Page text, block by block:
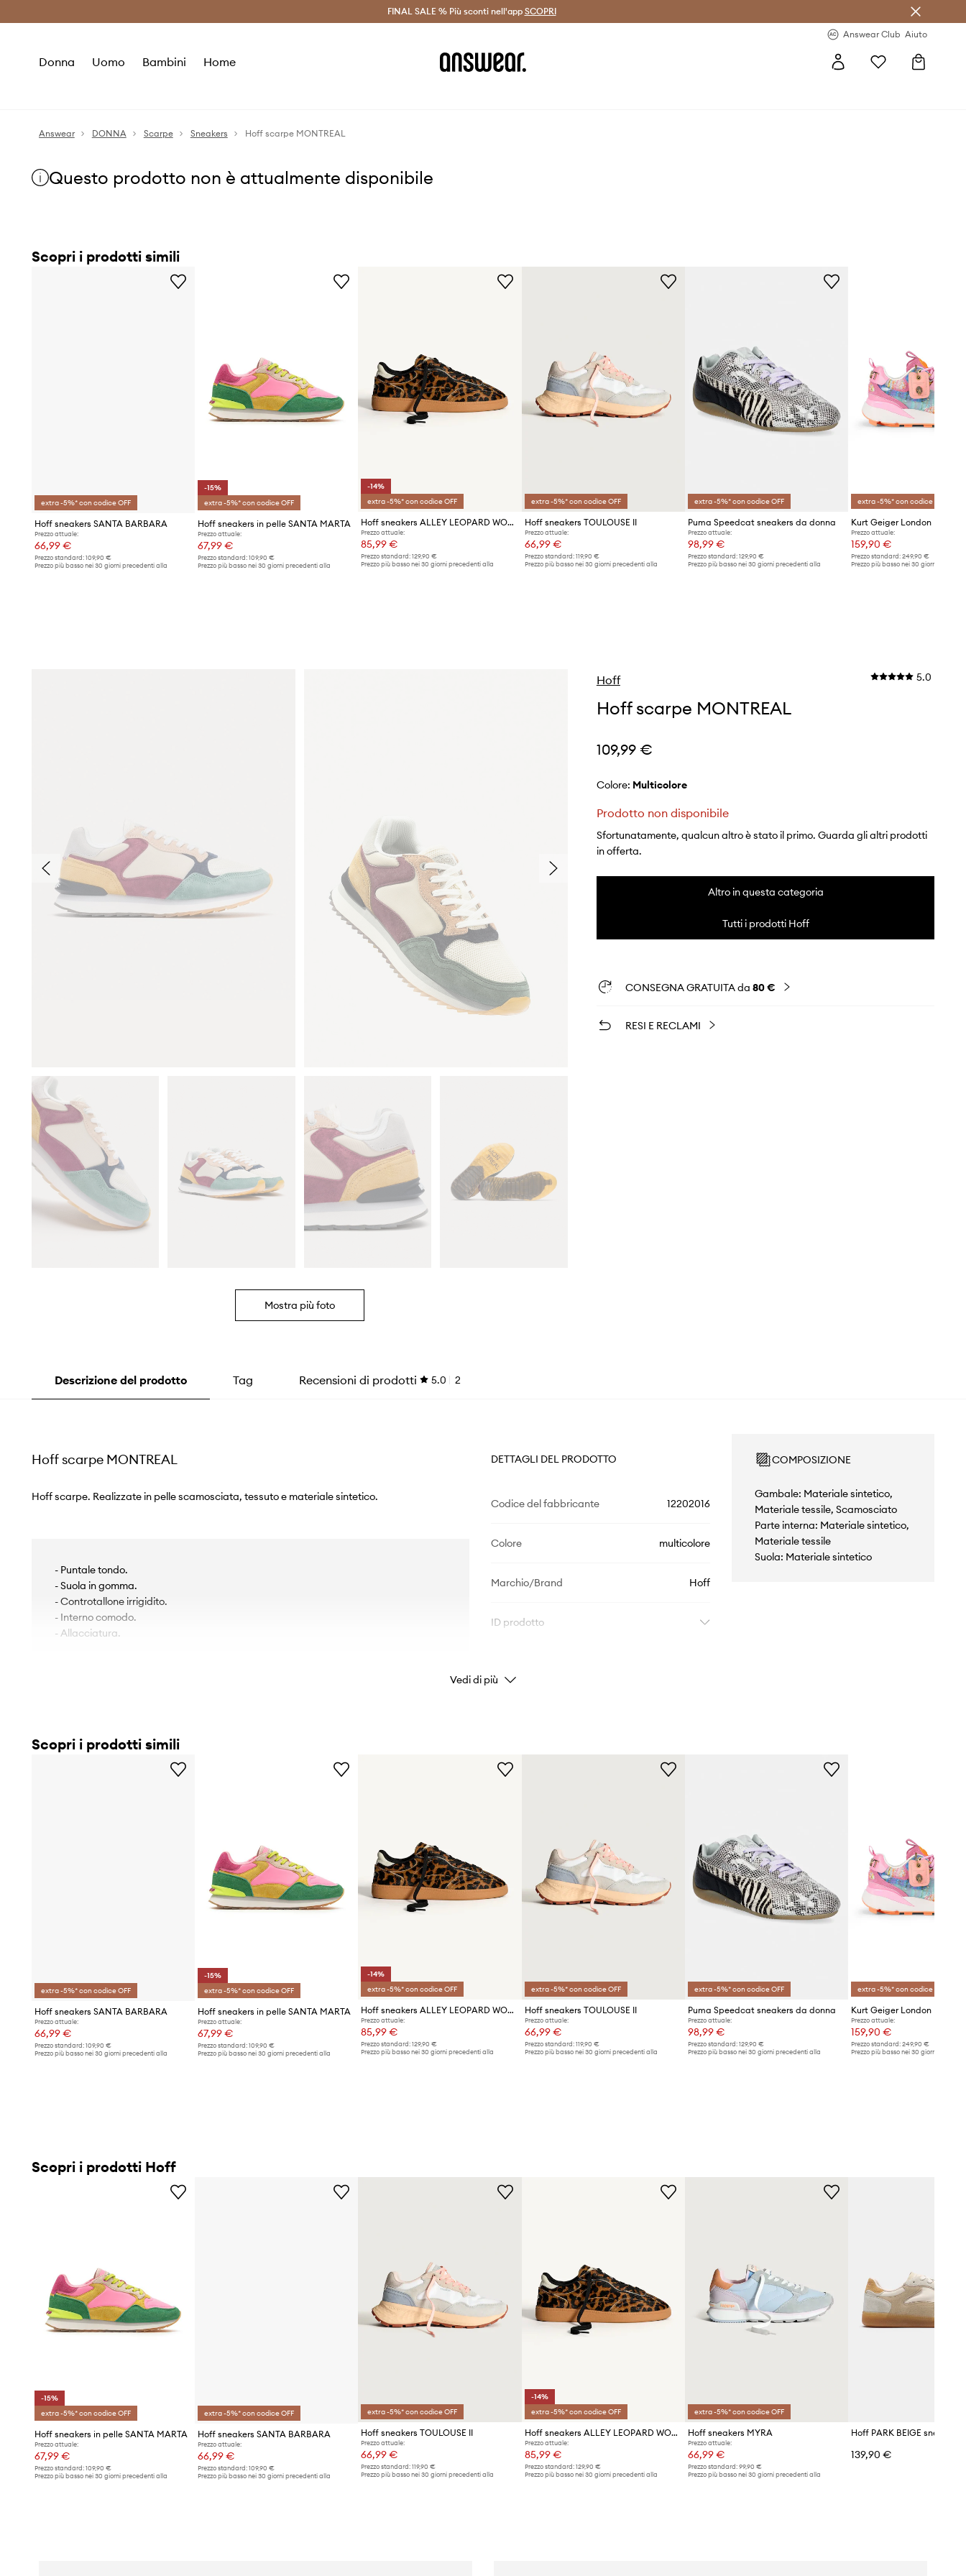
Risparmia con Answear Club > Spedizione entro 24 ore >
FINAL SALE % Più sconti nell'app SCOPRI
Answear Club Aiuto
Donna Uomo Bambini Home
Answear DONNA Scarpe Sneakers Hoff scarpe MONTREAL
Questo prodotto non è attualmente disponibile
Scopri i prodotti simili
extra -5%* con codice OFF
Hoff sneakers SANTA BARBARA
Prezzo attuale:
66,99 €
Prezzo standard: 109,90 €
Prezzo più basso nei 30 giorni precedenti alla
-15%
extra -5%* con codice OFF
Hoff sneakers in pelle SANTA MARTA
Prezzo attuale:
67,99 €
Prezzo standard:109,90 €
Prezzo più basso nei 30 giorni precedenti alla
-14%
extra -5%* con codice OFF
Hoff sneakers ALLEY LEOPARD WOMAN
Prezzo attuale:
85,99 €
Prezzo standard: 129,90 €
Prezzo più basso nei 30 giorni precedenti alla
extra -5%* con codice OFF
Hoff sneakers TOULOUSE II
Prezzo attuale:
66,99 €
Prezzo standard: 119,90 €
Prezzo più basso nei 30 giorni precedenti alla
extra -5%* con codice OFF
Puma Speedcat sneakers da donna
Prezzo attuale:
98,99 €
Prezzo standard:129,90 €
Prezzo più basso nei 30 giorni precedenti alla
extra -5%* con codice OFF
Prezzo attuale:
159,90 €
Prezzo standard: 249,90 €
Prezzo più basso nei 30 giorni
Mostra più foto
Hoff 5.0
Hoff scarpe MONTREAL
109,99 €
Colore: multicolore
Prodotto non disponibile
Sfortunatamente, qualcun altro è stato il primo. Guarda gli altri prodotti
in offerta.
Altro in questa categoria
Tutti i prodotti Hoff
CONSEGNA GRATUITA da 80 €
RESI E RECLAMI
Descrizione del prodotto Tag Recensioni di prodotti 5.0 2
Hoff scarpe MONTREAL
Hoff scarpe. Realizzate in pelle scamosciata, tessuto e materiale sintetico.
- Puntale tondo.
- Suola in gomma.
- Controtallone irrigidito.
- Interno comodo.
- Allacciatura.
DETTAGLI DEL PRODOTTO
Codice del fabbricante 12202016
Colore multicolore
Marchio/Brand Hoff
ID prodotto
COMPOSIZIONE
Gambale: Materiale sintetico,
Materiale tessile, Scamosciato
Parte interna: Materiale sintetico,
Materiale tessile
Suola: Materiale sintetico
Vedi di più
Scopri i prodotti simili
extra -5%* con codice OFF
Hoff sneakers SANTA BARBARA
Prezzo attuale:
66,99 €
Prezzo standard: 109,90 €
Prezzo più basso nei 30 giorni precedenti alla
-15%
extra -5%* con codice OFF
Hoff sneakers in pelle SANTA MARTA
Prezzo attuale:
67,99 €
Prezzo standard:109,90 €
Prezzo più basso nei 30 giorni precedenti alla
-14%
extra -5%* con codice OFF
Hoff sneakers ALLEY LEOPARD WOMAN
Prezzo attuale:
85,99 €
Prezzo standard: 129,90 €
Prezzo più basso nei 30 giorni precedenti alla
extra -5%* con codice OFF
Hoff sneakers TOULOUSE II
Prezzo attuale:
66,99 €
Prezzo standard: 119,90 €
Prezzo più basso nei 30 giorni precedenti alla
extra -5%* con codice OFF
Puma Speedcat sneakers da donna
Prezzo attuale:
98,99 €
Prezzo standard:129,90 €
Prezzo più basso nei 30 giorni precedenti alla
extra -5%* con codice OFF
Prezzo attuale:
159,90 €
Prezzo standard: 249,90 €
Prezzo più basso nei 30 giorni
Scopri i prodotti Hoff
-15%
extra -5%* con codice OFF
Hoff sneakers in pelle SANTA MARTA
Prezzo attuale:
67,99 €
Prezzo standard: 109,90 €
Prezzo più basso nei 30 giorni precedenti alla
extra -5%* con codice OFF
Hoff sneakers SANTA BARBARA
Prezzo attuale:
66,99 €
Prezzo standard:109,90 €
Prezzo più basso nei 30 giorni precedenti alla
extra -5%* con codice OFF
Hoff sneakers TOULOUSE II
Prezzo attuale:
66,99 €
Prezzo standard: 119,90 €
Prezzo più basso nei 30 giorni precedenti alla
-14%
extra -5%* con codice OFF
Hoff sneakers ALLEY LEOPARD WOMAN
Prezzo attuale:
85,99 €
Prezzo standard: 129,90 €
Prezzo più basso nei 30 giorni precedenti alla
extra -5%* con codice OFF
Hoff sneakers MYRA
Prezzo attuale:
66,99 €
Prezzo standard:99,90 €
Prezzo più basso nei 30 giorni precedenti alla
Hoff PARK BEIGE sneakers
139,90 €